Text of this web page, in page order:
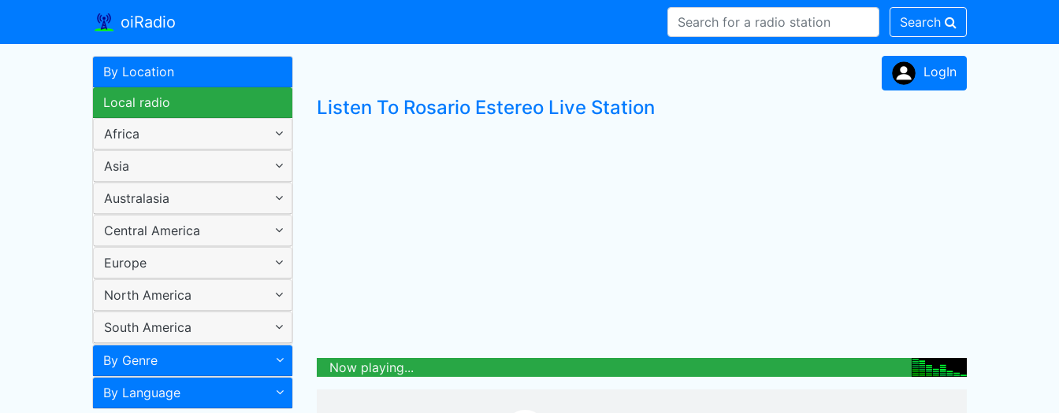
oiRadio Search
By Location
Local radio
Africa
Asia
Australasia
Central America
Europe
North America
South America
By Genre
By Language
LogIn
Listen To Rosario Estereo Live Station
Now playing...